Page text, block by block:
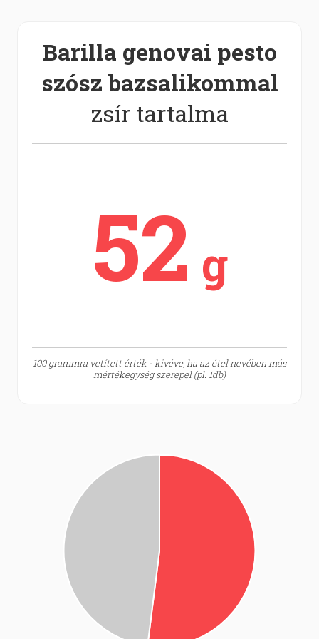
Barilla genovai pesto
szósz bazsalikommal
zsír tartalma
52 g
100 grammra vetített érték - kivéve, ha az étel nevében más
mértékegység szerepel (pl. 1db)